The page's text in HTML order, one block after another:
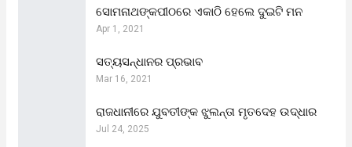
ସୋମନାଥଙ୍କପୀଠରେ ଏକାଠି ହେଲେ ଦୁଇଟି ମନ
Apr 1, 2021
ସତ୍ୟସନ୍ଧାନର ପ୍ରଭାବ
Mar 16, 2021
ରାଜଧାନୀରେ ଯୁବତୀଙ୍କ ଝୁଲନ୍ତା ମୃତଦେହ ଉଦ୍ଧାର
Jul 24, 2025